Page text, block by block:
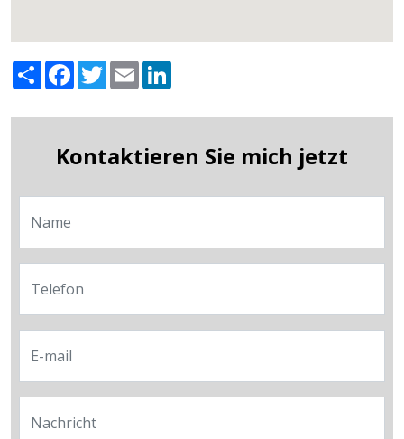
ShareFacebook
TwitterEmail
Kontaktieren Sie mich jetzt